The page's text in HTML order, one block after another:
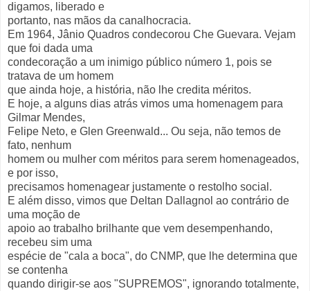
digamos, liberado e
portanto, nas mãos da canalhocracia.
Em 1964, Jânio Quadros condecorou Che Guevara. Vejam
que foi dada uma
condecoração a um inimigo público número 1, pois se
tratava de um homem
que ainda hoje, a história, não lhe credita méritos.
E hoje, a alguns dias atrás vimos uma homenagem para
Gilmar Mendes,
Felipe Neto, e Glen Greenwald... Ou seja, não temos de
fato, nenhum
homem ou mulher com méritos para serem homenageados,
e por isso,
precisamos homenagear justamente o restolho social.
E além disso, vimos que Deltan Dallagnol ao contrário de
uma moção de
apoio ao trabalho brilhante que vem desempenhando,
recebeu sim uma
espécie de "cala a boca", do CNMP, que lhe determina que
se contenha
quando dirigir-se aos "SUPREMOS", ignorando totalmente,